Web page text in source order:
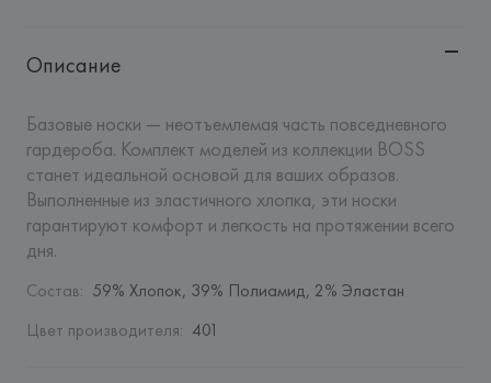
Описание
Базовые носки — неотъемлемая часть повседневного
гардероба. Комплект моделей из коллекции BOSS
станет идеальной основой для ваших образов.
Выполненные из эластичного хлопка, эти носки
гарантируют комфорт и легкость на протяжении всего
дня.
Состав: 59% Хлопок, 39% Полиамид, 2% Эластан
Цвет производителя: 401